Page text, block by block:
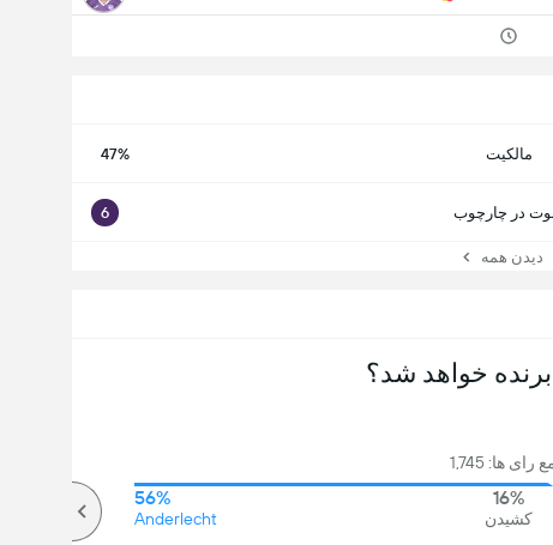
مالکیت 47%
در چارچوب 6
دیدن همه
خواهد شد؟
رای ها: 1,745
16%
کشیدن
56%
Anderlecht